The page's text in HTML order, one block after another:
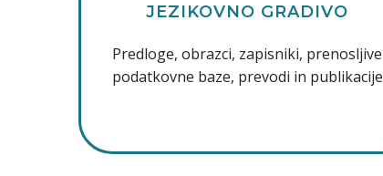
JEZIKOVNO GRADIVO
Predloge, obrazci, zapisniki, prenosljive
podatkovne baze, prevodi in publikacije